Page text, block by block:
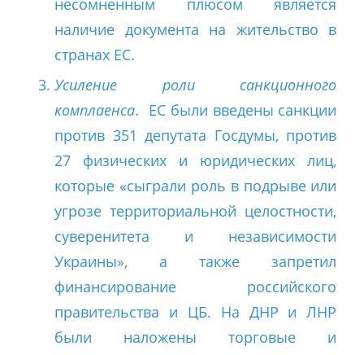
наличие документа на жительство в
странах ЕС.
Усиление роли санкционного
комплаенса. ЕС были введены санкции
против 351 депутата Госдумы, против
27 физических и юридических лиц,
которые «сыграли роль в подрыве или
угрозе территориальной целостности,
суверенитета и независимости
Украины», а также запретил
финансирование российского
правительства и ЦБ. На ДНР и ЛНР
были наложены торговые и